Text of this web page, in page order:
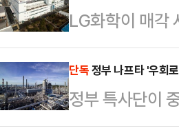
LG화학이 매각
필름 사업 매각
을 상대로 희망
다.15일 업계에
소재 사업부 내
단독정부 나프타 '우회
정부 특사단이
표한 가운데 한